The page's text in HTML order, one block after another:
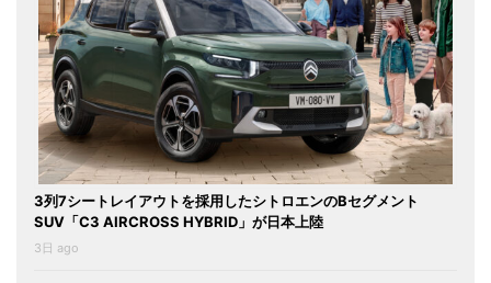
3列7シートレイアウトを採用したシトロエンのBセグメント
SUV「C3 AIRCROSS HYBRID」が日本上陸
3日 ago